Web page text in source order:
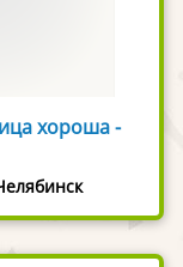
хороша -